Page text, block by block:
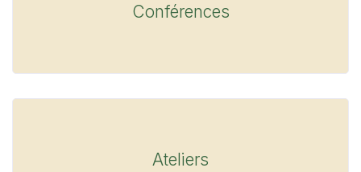
Conférences
Ateliers